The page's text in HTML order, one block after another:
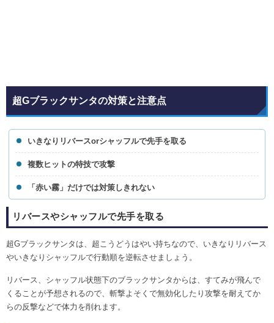
超Gブラックサンタの対策と注意点
いきなりリバースorシャッフルで先手を取る
複数ヒットの特技で攻撃
「赤い霧」だけでは対策しきれない
リバースやシャッフルで先手を取る
超Gブラックサンタは、超こうどうはやい持ちなので、いきなりリバース
やいきなりシャッフルで行動順を逆転させましょう。
リバース、シャッフル状態下のブラックサンタからは、すてみが飛んで
くることが予想されるので、斬撃よそくで無効化したり攻撃を耐えてか
らの反撃などで体力を削れます。